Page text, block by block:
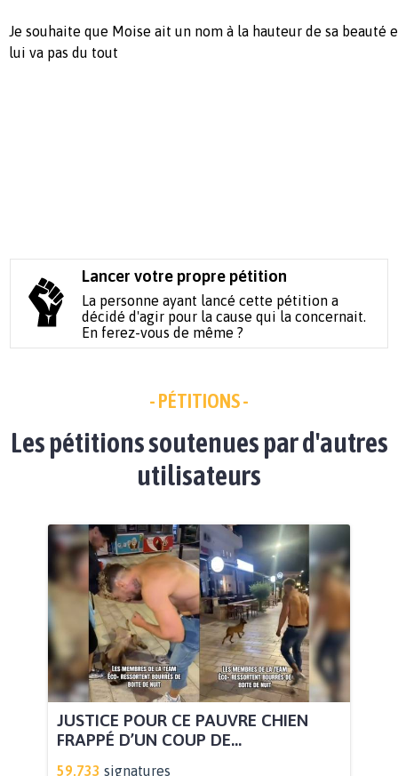
Je souhaite que Moise ait un nom à la hauteur de sa beauté
lui va pas du tout
Lancer votre propre pétition
La personne ayant lancé cette pétition a
décidé d'agir pour la cause qui la concernait.
En ferez-vous de même ?
- PÉTITIONS -
Les pétitions soutenues par d'autres
utilisateurs
JUSTICE POUR CE PAUVRE CHIEN
FRAPPÉ D’UN COUP DE...
59.733 signatures